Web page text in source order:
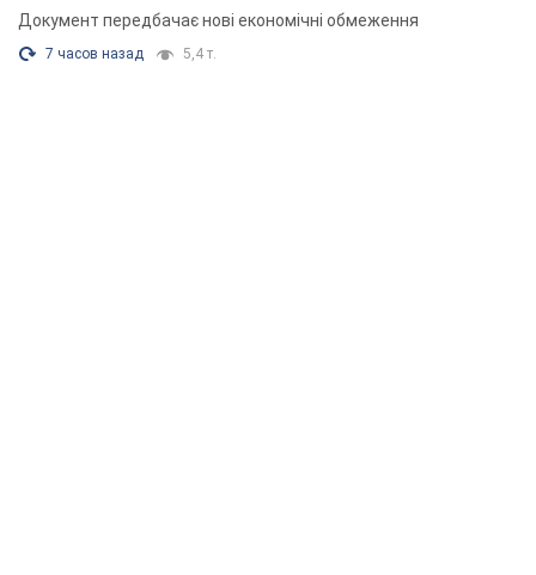
Документ передбачає нові економічні обмеження
7 часов назад 5,4 т.